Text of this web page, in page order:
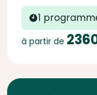
1
à partir de